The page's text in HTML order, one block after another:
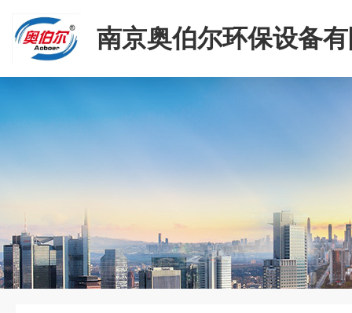
南京奥伯尔环保设备